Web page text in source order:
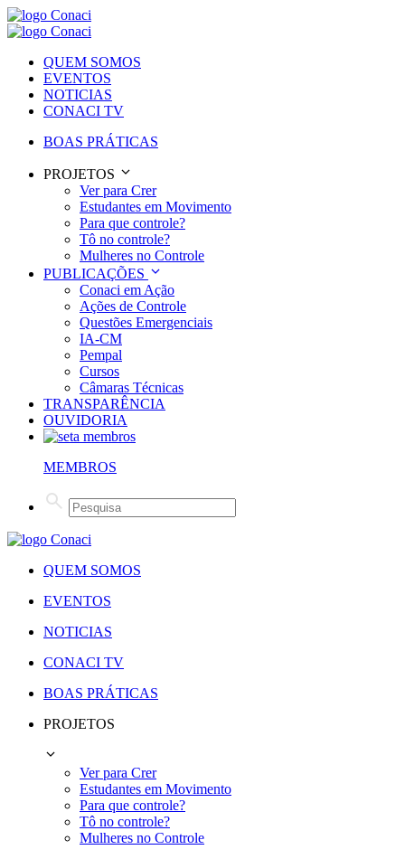
QUEM SOMOS
EVENTOS
NOTICIAS
CONACI TV
BOAS PRÁTICAS
PROJETOS
Ver para Crer
Estudantes em Movimento
Para que controle?
Tô no controle?
Mulheres no Controle
PUBLICAÇÕES
Conaci em Ação
Ações de Controle
Questões Emergenciais
IA-CM
Pempal
Cursos
Câmaras Técnicas
TRANSPARÊNCIA
OUVIDORIA
MEMBROS
QUEM SOMOS
EVENTOS
NOTICIAS
CONACI TV
BOAS PRÁTICAS
PROJETOS
Ver para Crer
Estudantes em Movimento
Para que controle?
Tô no controle?
Mulheres no Controle